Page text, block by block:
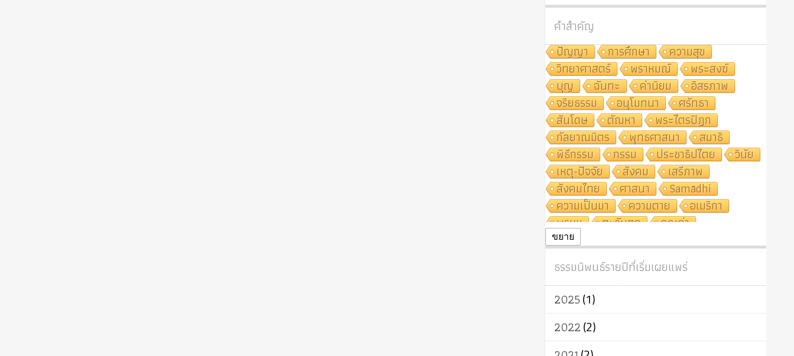
คำสำคัญ
ปัญญา
การศึกษา
ความสุข
วิทยาศาสตร์
พราหมณ์
พระสงฆ์
บุญ
ฉันทะ ค่านิยม
อิสรภาพ
จริยธรรม
อนุโมทนา
ศรัทธา
สันโดษ
ตัณหา
พระไตรปิฎก
กัลยาณมิตร
พุทธศาสนา
สมาธิ
พิธีกรรม
กรรม ประชาธิปไตย
วินัย
เหตุ-ปัจจัย
สังคม
เสรีภาพ
สังคมไทย
ศาสนา
Samādhi
ความเป็นมา
ความตาย
อเมริกา
พรหม
ตะวันตก
คุณค่า
ปฏิจจสมุปบาท
ศาสนาประจำชาติ
ผู้บริโภค
ธรรมาธิปไตย
การแยกรัฐกับศาสนา
ธรรมชาติ
เทคโนโลยี
พุทธบริษัท
ขยาย
ธรรมนิพนธ์รายปีที่เริ่มเผยแพร่
2025(1)
2022(2)